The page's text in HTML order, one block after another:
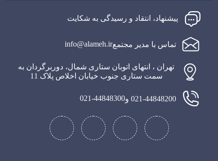
پیشنهاد، انتقاد و رسیدگی به شکایت
تماس با مدیر مجتمعinfo@alameh.ir
تهران ، انتهای اتوبان ستاری شمال، دوربرگردان به
سمت ستاری جنوب خیابان اخلاص پلاک 11
021-44848200 و 021-44848300